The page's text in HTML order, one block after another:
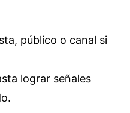
público o canal si
lograr señales